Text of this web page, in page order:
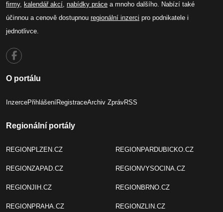
firmy, kalendář akcí, nabídky práce a mnoho dalšího. Nabízí také
účinnou a cenově dostupnou regionální inzerci pro podnikatele i
jednotlivce.
O portálu
InzercePřihlášeníRegistraceArchiv ZprávRSS
Regionální portály
REGIONPLZEN.CZ
REGIONZAPAD.CZ
REGIONJIH.CZ
REGIONPRAHA.CZ
REGIONPARDUBICKO.CZ
REGIONVYSOCINA.CZ
REGIONBRNO.CZ
REGIONZLIN.CZ